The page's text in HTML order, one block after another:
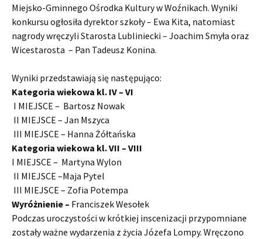
Miejsko-Gminnego Ośrodka Kultury w Woźnikach. Wyniki
konkursu ogłosiła dyrektor szkoły – Ewa Kita, natomiast
nagrody wręczyli Starosta Lubliniecki – Joachim Smyła oraz
Wicestarosta – Pan Tadeusz Konina.
Wyniki przedstawiają się następująco:
Kategoria wiekowa kl. IV – VI
I MIEJSCE – Bartosz Nowak
II MIEJSCE – Jan Mszyca
III MIEJSCE – Hanna Żółtańska
Kategoria wiekowa kl. VII – VIII
I MIEJSCE – Martyna Wylon
II MIEJSCE –Maja Pytel
III MIEJSCE – Zofia Potempa
Wyróżnienie – Franciszek Wesołek
Podczas uroczystości w krótkiej inscenizacji przypomniane
zostały ważne wydarzenia z życia Józefa Lompy. Wręczono